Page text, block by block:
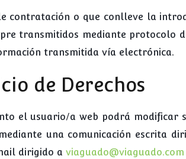
contratación o que conlleve la
transmitidos mediante protocolo
transmitida vía electrónica.
de Derechos
el usuario/a web podrá modificar
una comunicación escrita
dirigido a viaguado@viaguado.com